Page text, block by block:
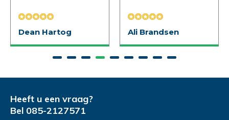
Dean Hartog Ali Brandsen
Heeft u een vraag?
Bel 085-2127571
aanvragen
Demonstratie/Advies
aanvragen
Uitproberen in de
winkel
Naam*